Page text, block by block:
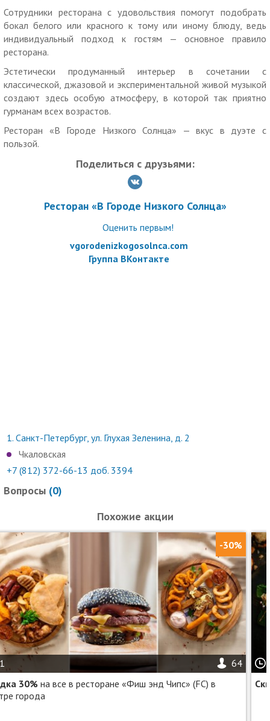
Вы можете взять не более 10 купонов по данной акции.
Скидка по купону не суммируется с другими скидками и
спецпредложениями.
Для получения скидки необходимо предъявить
неиспользованный ранее купон с уникальным номером на
экране телефона или в распечатанном виде.
Обязательна предварительная запись по телефону.
Время работы: ежедневно: с 12:00 до 23:00.
Услуги (товары) предоставляются ООО «Солнце», ОГРН
1207800167354
Сотрудники ресторана с удовольствия помогут подобрать
бокал белого или красного к тому или иному блюду, ведь
индивидуальный подход к гостям — основное правило
ресторана.
Эстетически продуманный интерьер в сочетании с
классической, джазовой и экспериментальной живой музыкой
создают здесь особую атмосферу, в которой так приятно
гурманам всех возрастов.
Ресторан «В Городе Низкого Солнца» — вкус в дуэте с
пользой.
Поделиться с друзьями:
Ресторан «В Городе Низкого Солнца»
Оценить первым!
vgorodenizkogosolnca.com
Группа ВКонтакте
1. Санкт-Петербург, ул. Глухая Зеленина, д. 2
Чкаловская
+7 (812) 372-66-13 доб. 3394
Вопросы (0)
Похожие акции
-30%
1
64
30% на все в ресторане «Фиш энд Чипс» (FC) в
города